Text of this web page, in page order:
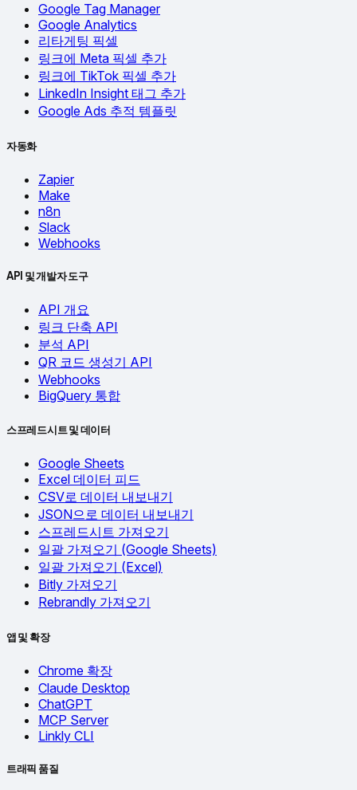
Google Tag Manager
Google Analytics
리타게팅 픽셀
링크에 Meta 픽셀 추가
링크에 TikTok 픽셀 추가
LinkedIn Insight 태그 추가
Google Ads 추적 템플릿
자동화
Zapier
Make
n8n
Slack
Webhooks
API 및 개발자 도구
API 개요
링크 단축 API
분석 API
QR 코드 생성기 API
Webhooks
BigQuery 통합
스프레드시트 및 데이터
Google Sheets
Excel 데이터 피드
CSV로 데이터 내보내기
JSON으로 데이터 내보내기
스프레드시트 가져오기
일괄 가져오기 (Google Sheets)
일괄 가져오기 (Excel)
Bitly 가져오기
Rebrandly 가져오기
앱 및 확장
Chrome 확장
Claude Desktop
ChatGPT
MCP Server
Linkly CLI
트래픽 품질